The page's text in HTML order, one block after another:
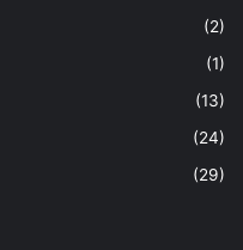
(2)
(1)
(13)
(24)
(29)